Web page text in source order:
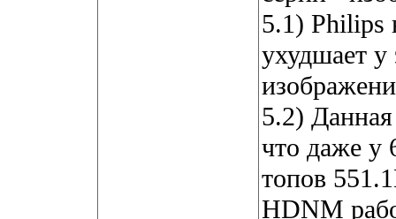
5.1)
ухудшает у
5.2) Данная
что даже у
топов
HDNM